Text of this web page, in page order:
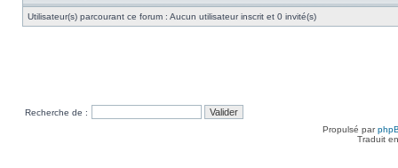
Utilisateur(s) parcourant ce forum : Aucun utilisateur inscrit et 0 invité(s)
Recherche de :
Propulsé par
Traduit